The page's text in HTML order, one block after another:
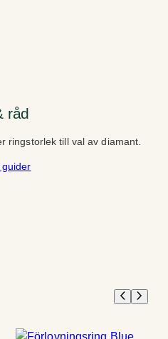
råd
ringstorlek till val av diamant.